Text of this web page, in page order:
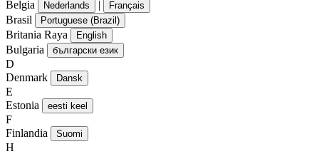
Belgia Nederlands | Français
Brasil Portuguese (Brazil)
Britania Raya English
Bulgaria български език
D
Denmark
Dansk
E
Estonia
eesti keel
F
Finlandia
Suomi
H